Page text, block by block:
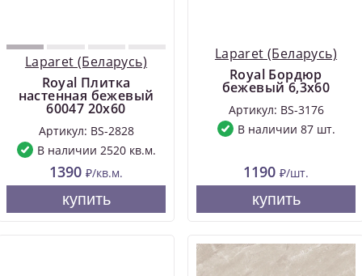
Laparet (Беларусь)
Royal Плитка
настенная бежевый
60047 20х60
Артикул: BS-2828
В наличии 2520 кв.м.
1390 ₽/кв.м.
купить
Laparet (Беларусь)
Royal Бордюр
бежевый 6,3х60
Артикул: BS-3176
В наличии 87 шт.
1190 ₽/шт.
купить